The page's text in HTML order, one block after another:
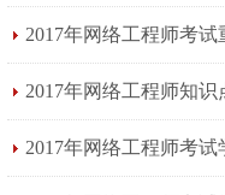
2017年网络工程师考
2017年网络工程师知识
2017年网络工程师考试